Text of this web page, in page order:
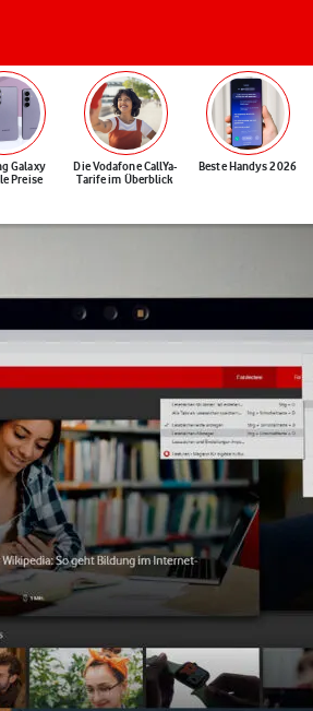
Galaxy
Preise
Die Vodafone CallYa-
Tarife im Überblick
Beste Handys 2026